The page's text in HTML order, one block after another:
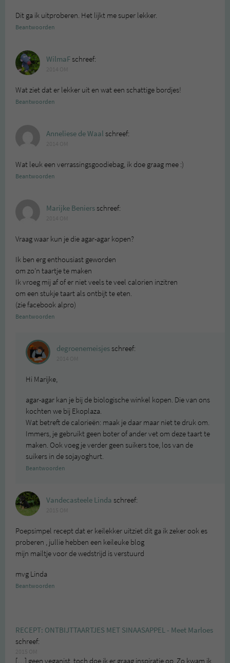
Dit ga ik uitproberen. Het lijkt me super lekker.
Beantwoorden
WilmaFschreef:
Wat ziet dat er lekker uit en wat een schattige bordjes!
Beantwoorden
Anneliese de Waal schreef:
Wat leuk een verrassingsgoodiebag, ik doe graag mee :)
Beantwoorden
Marijke Beniersschreef:
Vraag waar kun je die agar-agar kopen?
Ik ben erg enthousiast geworden
om zo’n taartje te maken
Ik vroeg mij af of er niet veels te veel calorien inzitren
om een stukje taart als ontbijt te eten.
(zie facebook alpro)
Beantwoorden
degroenemeisjesschreef:
Hi Marijke,
agar-agar kan je bij de biologische winkel kopen. Die van ons
kochten we bij Ekoplaza.
Wat betreft de calorieën: maak je daar maar niet te druk om.
Immers, je gebruikt geen boter of ander vet om deze taart te
maken. Ook voeg je verder geen suikers toe, los van de
suikers in de sojayoghurt.
Beantwoorden
Vandecasteele Linda schreef:
Poepsimpel recept dat er keilekker uitziet dit ga ik zeker ook es
proberen , jullie hebben een keileuke blog
mijn mailtje voor de wedstrijd is verstuurd
mvg Linda
Beantwoorden
RECEPT: ONTBIJTTAARTJES MET SINAASAPPEL - Meet Marloes
schreef: